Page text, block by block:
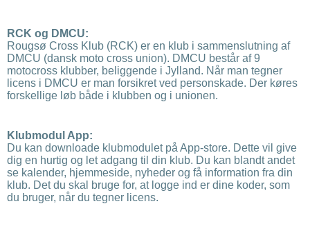
RCK og DMCU:
Rougsø Cross Klub (RCK) er en klub i sammenslutning af
DMCU (dansk moto cross union). DMCU består af 9
motocross klubber, beliggende i Jylland. Når man tegner
licens i DMCU er man forsikret ved personskade. Der køres
forskellige løb både i klubben og i unionen.
Klubmodul App:
Du kan downloade klubmodulet på App-store. Dette vil give
dig en hurtig og let adgang til din klub. Du kan blandt andet
se kalender, hjemmeside, nyheder og få information fra din
klub. Det du skal bruge for, at logge ind er dine koder, som
du bruger, når du tegner licens.